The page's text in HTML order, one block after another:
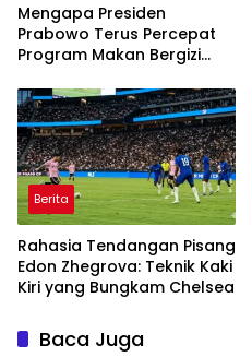
Mengapa Presiden
Prabowo Terus Percepat
Program Makan Bergizi
Manfaatnya
Berita
Rahasia Tendangan Pisang
Edon Zhegrova: Teknik Kaki
Kiri yang Bungkam Chelsea
Baca Juga